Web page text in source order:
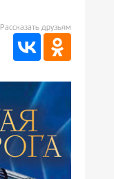
Рассказать друзьям